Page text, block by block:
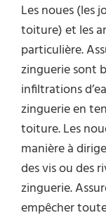
Les noues (les
toiture) et les
particulière.
zinguerie sont
infiltrations
zinguerie en
toiture. Les
manière à
des vis ou des
zinguerie.
empêcher